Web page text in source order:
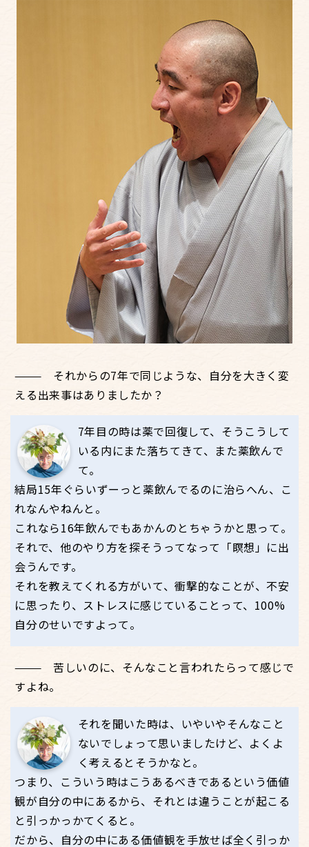
それからの7年で同じような、自分を大きく変
える出来事はありましたか？
7年目の時は薬で回復して、そうこうして
いる内にまた落ちてきて、また薬飲んで
て。
結局15年ぐらいずーっと薬飲んでるのに治らへん、こ
れなんやねんと。
これなら16年飲んでもあかんのとちゃうかと思って。
それで、他のやり方を探そうってなって「瞑想」に出
会うんです。
それを教えてくれる方がいて、衝撃的なことが、不安
に思ったり、ストレスに感じていることって、100%
自分のせいですよって。
苦しいのに、そんなこと言われたらって感じで
すよね。
それを聞いた時は、いやいやそんなこと
ないでしょって思いましたけど、よくよ
く考えるとそうかなと。
つまり、こういう時はこうあるべきであるという価値
観が自分の中にあるから、それとは違うことが起こる
と引っかっかてくると。
だから、自分の中にある価値観を手放せば全く引っか